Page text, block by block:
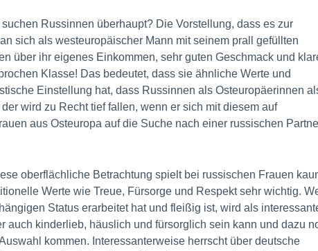
Russinnen überhaupt? Die Vorstellung, dass es zur
sich als westeuropäischer Mann mit seinem prall gefüllten
über ihr eigenes Einkommen, sehr guten Geschmack und
Klasse! Das bedeutet, dass sie ähnliche Werte und
Einstellung hat, dass Russinnen als Osteuropäerinnen
wird zu Recht tief fallen, wenn er sich mit diesem auf
aus Osteuropa auf die Suche nach einer russischen
oberflächliche Betrachtung spielt bei russischen Frauen
Werte wie Treue, Fürsorge und Respekt sehr wichtig.
Status erarbeitet hat und fleißig ist, wird als
kinderlieb, häuslich und fürsorglich sein kann und dazu
kommen. Interessanterweise herrscht über deutsche